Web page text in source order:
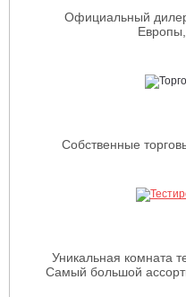
Официальный
Собственные
Уникальная комната
Самый большой